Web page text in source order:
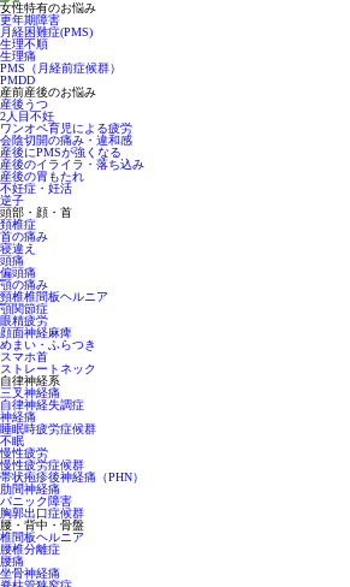
女性特有のお悩み
更年期障害
月経困難症(PMS)
生理不順
生理痛
PMS（月経前症候群）
PMDD
産前産後のお悩み
産後うつ
2人目不妊
ワンオペ育児による疲労
会陰切開の痛み・違和感
産後にPMSが強くなる
産後のイライラ・落ち込み
産後の胃もたれ
不妊症・妊活
逆子
頭部・顔・首
頚椎症
首の痛み
寝違え
頭痛
偏頭痛
顎の痛み
頸椎椎間板ヘルニア
顎関節症
眼精疲労
顔面神経麻痺
めまい・ふらつき
スマホ首
ストレートネック
自律神経系
三叉神経痛
自律神経失調症
神経痛
睡眠時疲労症候群
不眠
慢性疲労
慢性疲労症候群
帯状疱疹後神経痛（PHN）
肋間神経痛
パニック障害
胸郭出口症候群
腰・背中・骨盤
椎間板ヘルニア
腰椎分離症
腰痛
坐骨神経痛